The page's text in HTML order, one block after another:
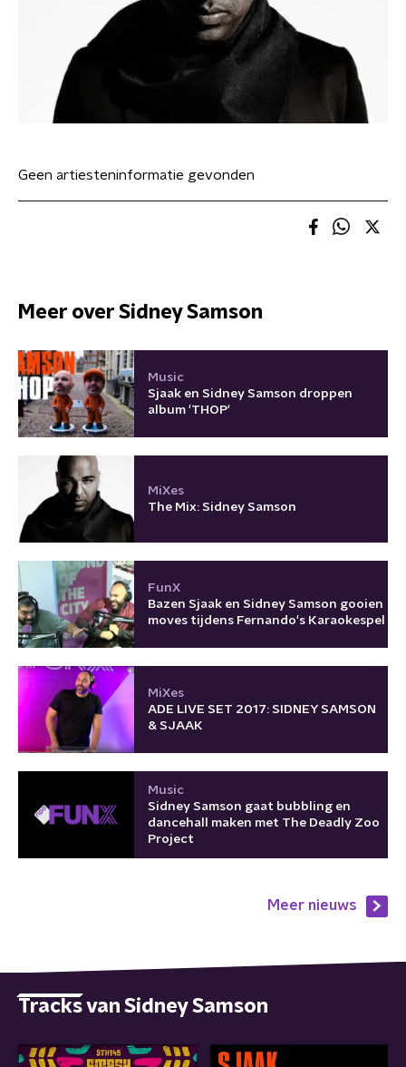
Geen artiesteninformatie gevonden
Meer over Sidney Samson
Music
Sjaak en Sidney Samson droppen
album 'THOP'
MiXes
The Mix: Sidney Samson
FunX
Bazen Sjaak en Sidney Samson gooien
moves tijdens Fernando's Karaokespel
MiXes
ADE LIVE SET 2017: SIDNEY SAMSON
& SJAAK
Music
Sidney Samson gaat bubbling en
dancehall maken met The Deadly Zoo
Project
Meer nieuws
Tracks van Sidney Samson